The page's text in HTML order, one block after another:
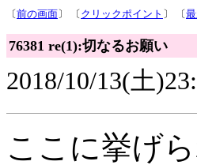
〔前の画面〕 〔 クリックポイント 〕 〔
76381 re(1):切なるお願い
2018/10/13(土
ここに挙げ